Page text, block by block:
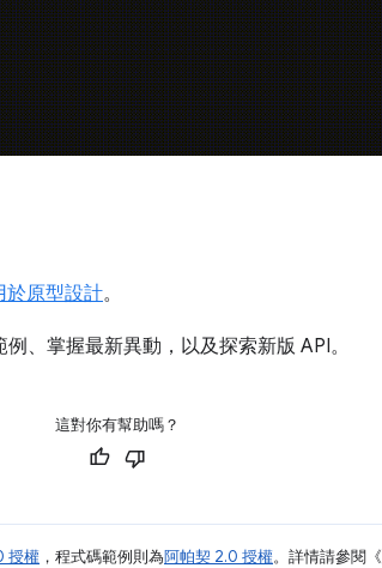
於原型設計。
、掌握最新異動，以及探索新版 API。
這對你有幫助嗎？
授權 ，程式碼範例則為阿帕契 2.0 授權。詳情請參閱《